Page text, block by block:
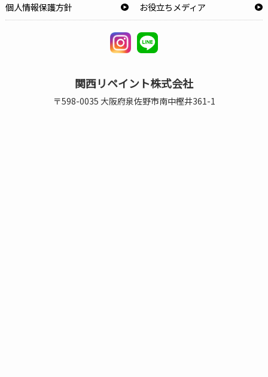
個人情報保護方針 お役立ちメディア
関西リペイント株式会社
〒598-0035 大阪府泉佐野市南中樫井361-1